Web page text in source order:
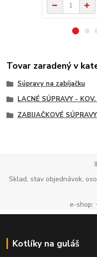
Tovar zaradený v
Súpravy na zabíjačku
LACNÉ SÚPRAVY -
ZABIJAČKOVÉ
Sklad, stav objednávok,
e-shop:
Kotlíky na guláš